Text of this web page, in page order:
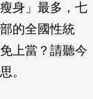
身」最多，七
的全國性統
上當？請聽今
。